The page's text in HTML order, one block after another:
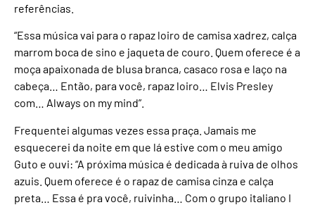
referências.
“Essa música vai para o rapaz loiro de camisa xadrez, calça
marrom boca de sino e jaqueta de couro. Quem oferece é a
moça apaixonada de blusa branca, casaco rosa e laço na
cabeça… Então, para você, rapaz loiro… Elvis Presley
com… Always on my mind”.
Frequentei algumas vezes essa praça. Jamais me
esquecerei da noite em que lá estive com o meu amigo
Guto e ouvi: “A próxima música é dedicada à ruiva de olhos
azuis. Quem oferece é o rapaz de camisa cinza e calça
preta… Essa é pra você, ruivinha… Com o grupo italiano I